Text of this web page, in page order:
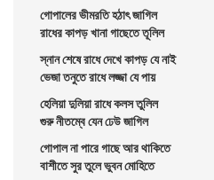
গোপালের ভীমরতি হঠাৎ জাগিল
রাধের কাপড় খানা গাছেতে তূলিল
স্নান শেষে রাধে দেখে কাপড় যে নাই
ভেজা তনুতে রাধে লজ্জা যে পায়
হেলিয়া দুলিয়া রাধে কলস তুলিল
গুরু নীতম্বে যেন ঢেউ জাগিল
গোপাল না পারে গাছে আর থাকিতে
বাশীতে সুর তুলে ভুবন মোহিতে